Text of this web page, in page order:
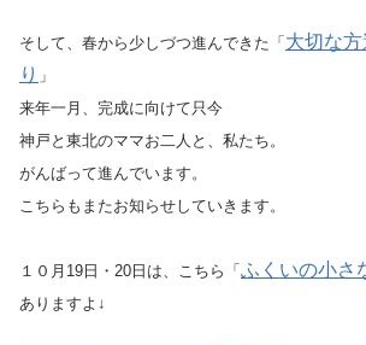
そして、春から少しづつ進んできた「 大切な方
り 」
来年一月、完成に向けて只今
神戸と東北のママお二人と、私たち。
がんばって進んでいます。
こちらもまたお知らせしていきます。
１０月19日・20日は、こちら「 ふくいの小さ
ありますよ↓